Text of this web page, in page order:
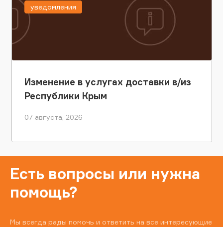
Изменение в услугах доставки в/из
Республики Крым
07 августа, 2026
уведомления
Есть вопросы или нужна
помощь?
Мы всегда рады помочь и ответить на все интересующие